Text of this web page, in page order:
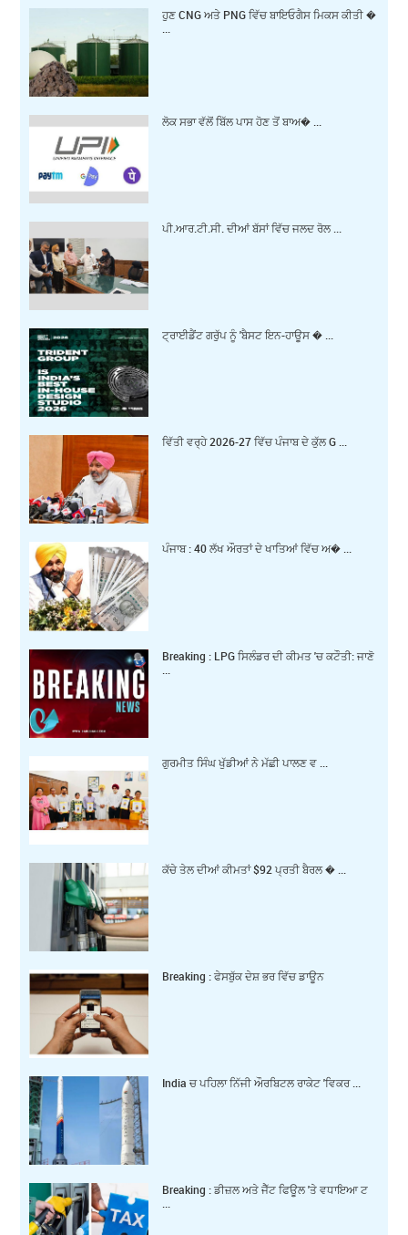
ਹੁਣ CNG ਅਤੇ PNG ਵਿੱਚ ਬਾਇਓਗੈਸ ਮਿਕਸ ਕੀਤੀ �
ਲੋਕ ਸਭਾ ਵੱਲੋਂ ਬਿੱਲ ਪਾਸ ਹੋਣ ਤੋਂ ਬਾਅ� ...
ਪੀ.ਆਰ.ਟੀ.ਸੀ. ਦੀਆਂ ਬੱਸਾਂ ਵਿੱਚ ਜਲਦ ਰੋਲ ...
ਟ੍ਰਾਈਡੈਂਟ ਗਰੁੱਪ ਨੂੰ 'ਬੈਸਟ ਇਨ-ਹਾਊਸ � ...
ਵਿੱਤੀ ਵਰ੍ਹੇ 2026-27 ਵਿੱਚ ਪੰਜਾਬ ਦੇ ਕੁੱਲ G ...
ਪੰਜਾਬ : 40 ਲੱਖ ਔਰਤਾਂ ਦੇ ਖਾਤਿਆਂ ਵਿੱਚ ਅ� ...
Breaking : LPG ਸਿਲੰਡਰ ਦੀ ਕੀਮਤ 'ਚ ਕਟੌਤੀ: ਜਾਣੋ
ਗੁਰਮੀਤ ਸਿੰਘ ਖੁੱਡੀਆਂ ਨੇ ਮੱਛੀ ਪਾਲਣ ਵ ...
ਕੱਚੇ ਤੇਲ ਦੀਆਂ ਕੀਮਤਾਂ $92 ਪ੍ਰਤੀ ਬੈਰਲ � ...
Breaking : ਫੇਸਬੁੱਕ ਦੇਸ਼ ਭਰ ਵਿੱਚ ਡਾਊਨ
India ਚ ਪਹਿਲਾ ਨਿੱਜੀ ਔਰਬਿਟਲ ਰਾਕੇਟ 'ਵਿਕਰ ...
Breaking : ਡੀਜ਼ਲ ਅਤੇ ਜੈੱਟ ਫਿਊਲ 'ਤੇ ਵਧਾਇਆ ਟ